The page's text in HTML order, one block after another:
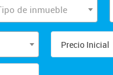
de inmueble